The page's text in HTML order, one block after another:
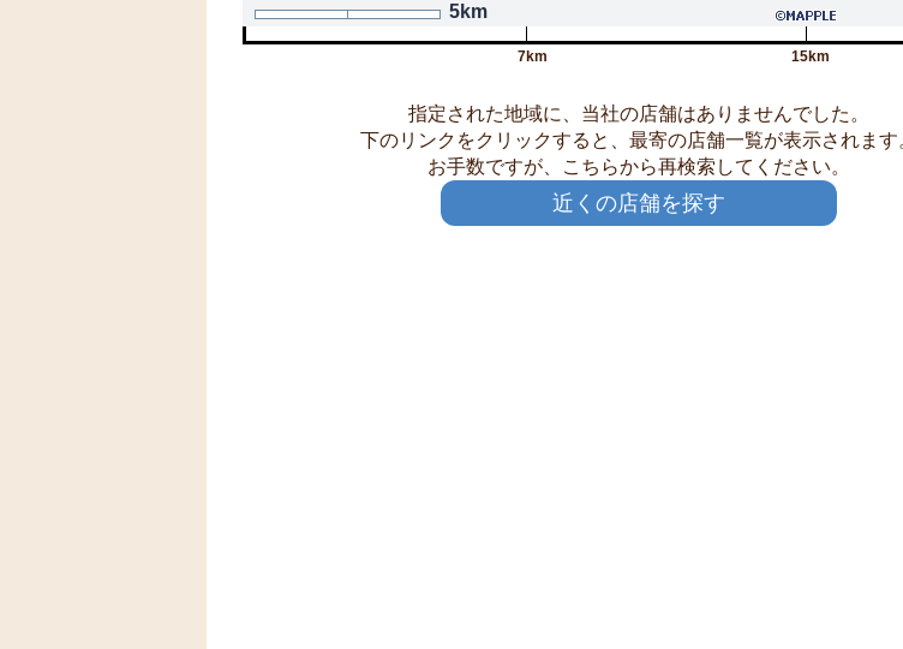
5km
7km 15km
指定された地域に、当社の店舗はありませんでした。
下のリンクをクリックすると、最寄の店舗一覧が表示されます
お手数ですが、こちらから再検索してください。
近くの店舗を探す